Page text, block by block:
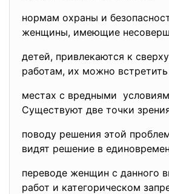
нормам охраны и
женщины, имеющие
детей, привлекаются к
работам, их можно
местах с вредными
Существуют две точки
поводу решения этой
видят решение в
переводе женщин с данного
работ и категорическом